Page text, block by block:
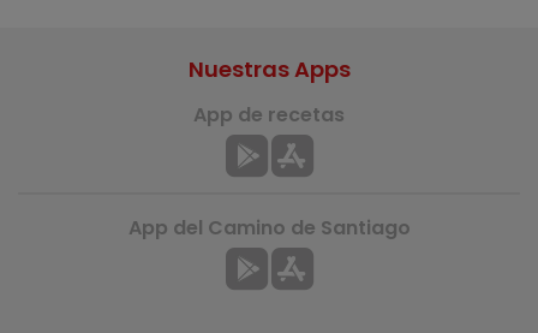
Nuestras Apps
App de recetas
App del Camino de Santiago